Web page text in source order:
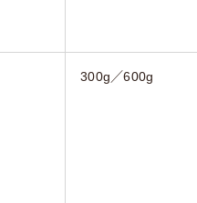
300g／600g